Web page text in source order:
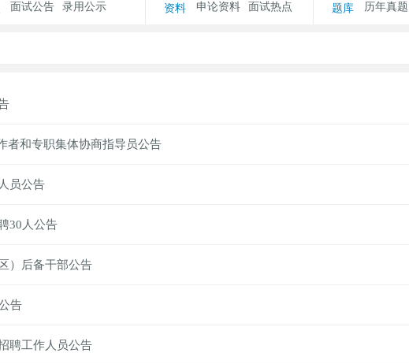
学员风采 服务中心
面试公告
录用公示 资料
申论资料
面试热点 题库
历年真题
者和专职集体协商指导员公告
员公告
30人公告
）后备干部公告
告
聘工作人员公告